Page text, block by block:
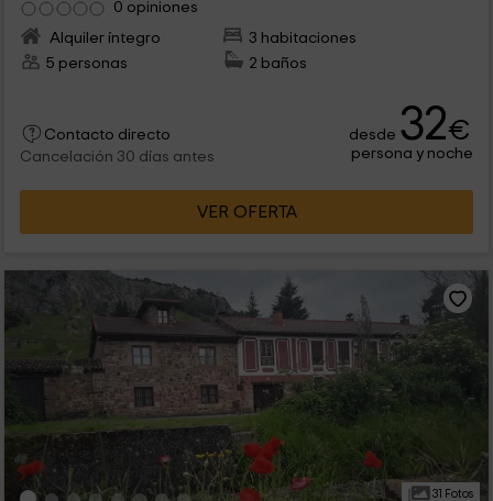
0 opiniones
Alquiler íntegro
3 habitaciones
5 personas
2 baños
Contacto directo
Cancelación 30 días antes
desde 32€
persona y noche
VER OFERTA
31 Fotos